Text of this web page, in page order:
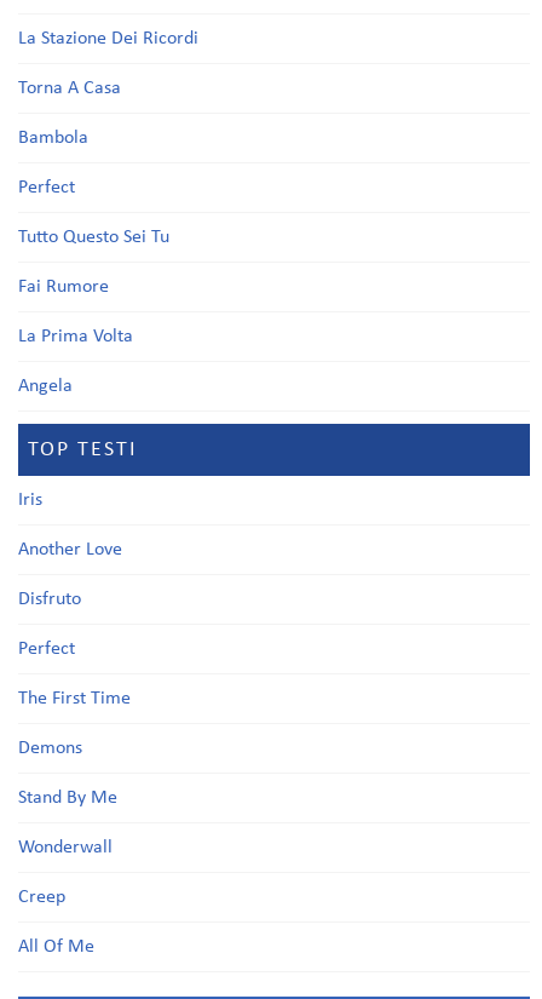
La Stazione Dei Ricordi
Torna A Casa
Bambola
Perfect
Tutto Questo Sei Tu
Fai Rumore
La Prima Volta
Angela
TOP TESTI
Iris
Another Love
Disfruto
Perfect
The First Time
Demons
Stand By Me
Wonderwall
Creep
All Of Me